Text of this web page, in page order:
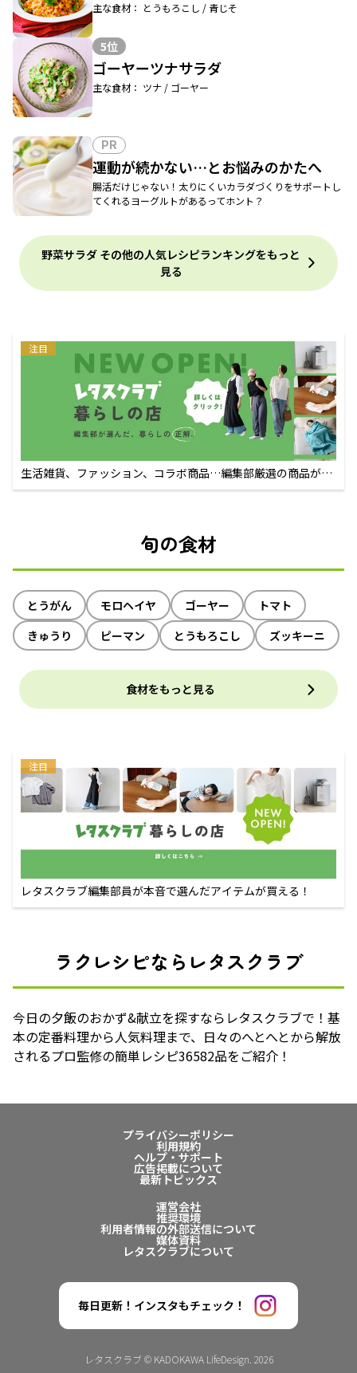
主な食材： とうもろこし / 青じそ
5位
ゴーヤーツナサラダ
主な食材： ツナ / ゴーヤー
PR
運動が続かない…とお悩みのかたへ
腸活だけじゃない！太りにくいカラダづくりをサポートし
てくれるヨーグルトがあるってホント？
野菜サラダ その他の人気レシピランキングをもっと
見る
注目
生活雑貨、ファッション、コラボ商品…編集部厳選の商品が買
えるECサイト
旬の食材
とうがん モロヘイヤ ゴーヤー
トマト
きゅうり
ピーマン とうもろこし ズッキーニ
食材をもっと見る
注目
レタスクラブ編集部員が本音で選んだアイテムが買える！
ラクレシピならレタスクラブ
今日の夕飯のおかず&献立を探すならレタスクラブで！基
本の定番料理から人気料理まで、日々のへとへとから解放
されるプロ監修の簡単レシピ36582品をご紹介！
プライバシーポリシー
利用規約
ヘルプ・サポート
広告掲載について
最新トピックス
運営会社
推奨環境
利用者情報の外部送信について
媒体資料
レタスクラブについて
毎日更新！インスタもチェック！
レタスクラブ © KADOKAWA LifeDesign. 2026